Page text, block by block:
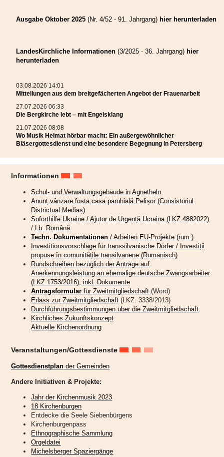
Ausgabe Oktober 2025 (Nr. 4/52 - 91. Jahrgang) hier herunterladen
LandesKirchliche Informationen (3/2025 - 36. Jahrgang) hier
herunterladen
03.08.2026 14:01
Mitteilungen aus dem breitgefächerten Angebot der Frauenarbeit
27.07.2026 06:33
Die Bergkirche lebt – mit Engelsklang
21.07.2026 08:08
Wo Musik Heimat hörbar macht: Ein außergewöhnlicher
Bläsergottesdienst und eine besondere Begegnung in Petersberg
Informationen
Schul- und Verwaltungsgebäude in Agnetheln
Anunț vânzare fosta casa parohială Pelișor (Consistoriul
Districtual Mediaș)
Soforthilfe Ukraine / Ajutor de Urgență Ucraina (LKZ 4882022)
/ Lb. Română
Techn. Dokumentationen/ Arbeiten EU-Projekte (rum.)
Investitionsvorschläge für transsilvanische Dörfer / Investiții
propuse în comunitățile transilvanene (Rumänisch)
Rundschreiben bezüglich der Anträge auf
Anerkennungsleistung an ehemalige deutsche Zwangsarbeiter
(LKZ 1753/2016), inkl. Dokumente
Antragsformular für Zweitmitgliedschaft (Word)
Erlass zur Zweitmitgliedschaft (LKZ: 3338/2013)
Durchführungsbestimmungen über die Zweitmitgliedschaft
Kirchliches Zukunftskonzept
Aktuelle Kirchenordnung
Veranstaltungen/Gottesdienste
Gottesdienstplan der Gemeinden
Andere Initiativen & Projekte:
Jahr der Kirchenmusik 2023
18 Kirchenburgen
Entdecke die Seele Siebenbürgens
Kirchenburgenpass
Ethnographische Sammlung
Orgeldatei
Michelsberger Spaziergänge